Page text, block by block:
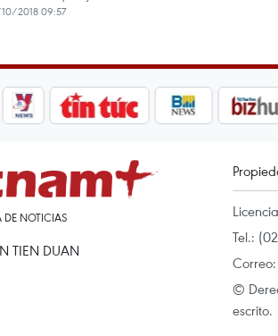
2018 09:57
NOTICIAS
TIEN DUAN
Tel.:
Correo:
©
escrito.